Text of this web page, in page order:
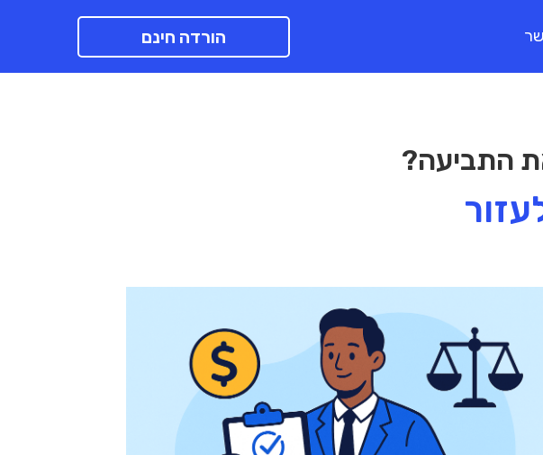
הורדה חינם
התביעה?